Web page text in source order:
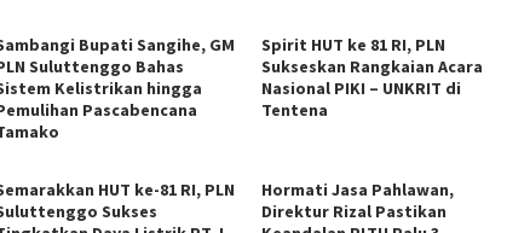
Bupati Sangihe, GM
Suluttenggo Bahas
Kelistrikan hingga
Pascabencana
Spirit HUT ke 81 RI, PLN
Sukseskan Rangkaian Acara
Nasional PIKI – UNKRIT di
Tentena
HUT ke-81 RI, PLN
Sukses
Hormati Jasa Pahlawan,
Direktur Rizal Pastikan